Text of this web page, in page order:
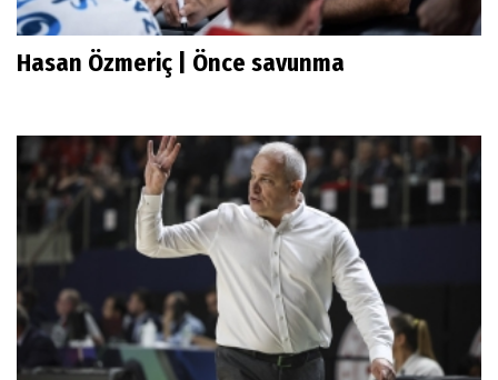
Hasan Özmeriç | Önce savunma